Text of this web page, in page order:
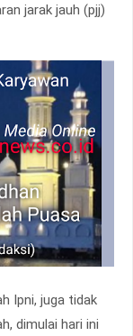
jarak jauh (pjj)
Ipni, juga tidak
dimulai hari ini